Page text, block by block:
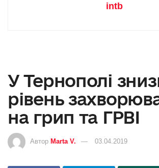
intb
У Тернополі
рівень
на грип та ГРВІ
Автор Marta V. 03.04.2019